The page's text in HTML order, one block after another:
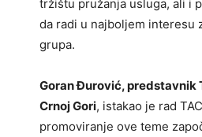
tržištu pružanja usluga, ali i
da radi u najboljem interesu
grupa.
Goran Đurović, predstavnik
Crnoj Gori, istakao je rad
promoviranje ove teme